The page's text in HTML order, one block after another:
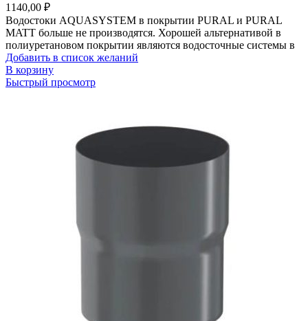
1140,00 ₽
Водостоки AQUASYSTEM в покрытии PURAL и PURAL
MATT больше не производятся. Хорошей альтернативой в
полиуретановом покрытии являются водосточные системы в
Добавить в список желаний
В корзину
Быстрый просмотр